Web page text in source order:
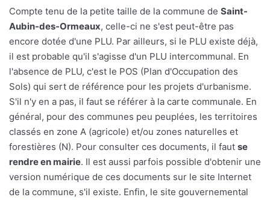
Compte tenu de la petite taille de la commune de Saint-
Aubin-des-Ormeaux, celle-ci ne s'est peut-être pas
encore dotée d'une PLU. Par ailleurs, si le PLU existe déjà,
il est probable qu'il s'agisse d'un PLU intercommunal. En
l'absence de PLU, c'est le POS (Plan d'Occupation des
Sols) qui sert de référence pour les projets d'urbanisme.
S'il n'y en a pas, il faut se référer à la carte communale. En
général, pour des communes peu peuplées, les territoires
classés en zone A (agricole) et/ou zones naturelles et
forestières (N). Pour consulter ces documents, il faut se
rendre en mairie. Il est aussi parfois possible d'obtenir une
version numérique de ces documents sur le site Internet
de la commune, s'il existe. Enfin, le site gouvernemental